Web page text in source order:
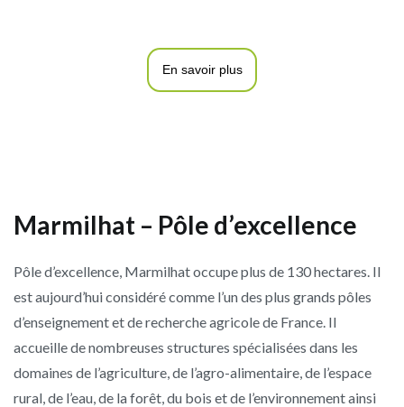
En savoir plus
Marmilhat – Pôle d’excellence
Pôle d’excellence, Marmilhat occupe plus de 130 hectares. Il
est aujourd’hui considéré comme l’un des plus grands pôles
d’enseignement et de recherche agricole de France. Il
accueille de nombreuses structures spécialisées dans les
domaines de l’agriculture, de l’agro-alimentaire, de l’espace
rural, de l’eau, de la forêt, du bois et de l’environnement ainsi